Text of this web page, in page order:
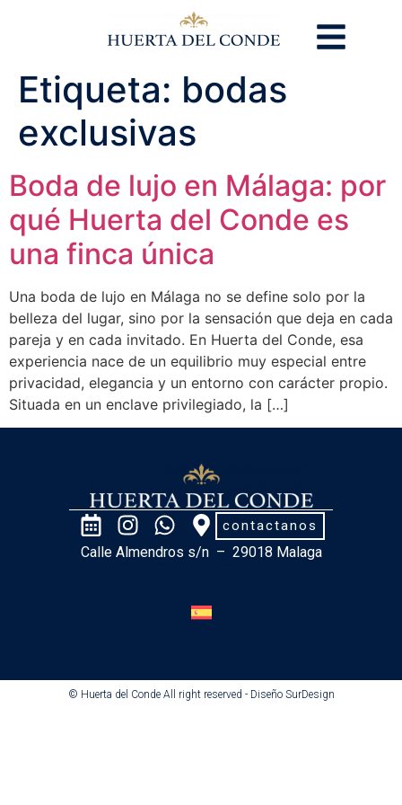
Etiqueta: bodas
exclusivas
Boda de lujo en Málaga: por
qué Huerta del Conde es
una finca única
Una boda de lujo en Málaga no se define solo por la
belleza del lugar, sino por la sensación que deja en cada
pareja y en cada invitado. En Huerta del Conde, esa
experiencia nace de un equilibrio muy especial entre
privacidad, elegancia y un entorno con carácter propio.
Situada en un enclave privilegiado, la […]
contactanos
Calle Almendros s/n – 29018 Malaga
© Huerta del Conde All right reserved - Diseño SurDesign